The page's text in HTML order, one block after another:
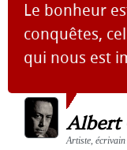
Le bonheur
conquêtes,
qui nous est
Albert
Artiste,